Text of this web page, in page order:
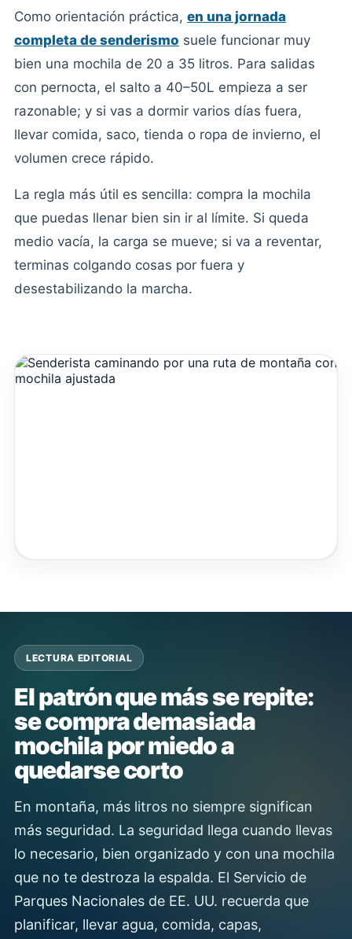
Como orientación práctica, en una jornada
completa de senderismo suele funcionar muy
bien una mochila de 20 a 35 litros. Para salidas
con pernocta, el salto a 40–50L empieza a ser
razonable; y si vas a dormir varios días fuera,
llevar comida, saco, tienda o ropa de invierno, el
volumen crece rápido.
La regla más útil es sencilla: compra la mochila
que puedas llenar bien sin ir al límite. Si queda
medio vacía, la carga se mueve; si va a reventar,
terminas colgando cosas por fuera y
desestabilizando la marcha.
LECTURA EDITORIAL
El patrón que más se repite:
se compra demasiada
mochila por miedo a
quedarse corto
En montaña, más litros no siempre significan
más seguridad. La seguridad llega cuando llevas
lo necesario, bien organizado y con una mochila
que no te destroza la espalda. El Servicio de
Parques Nacionales de EE. UU. recuerda que
planificar, llevar agua, comida, capas,